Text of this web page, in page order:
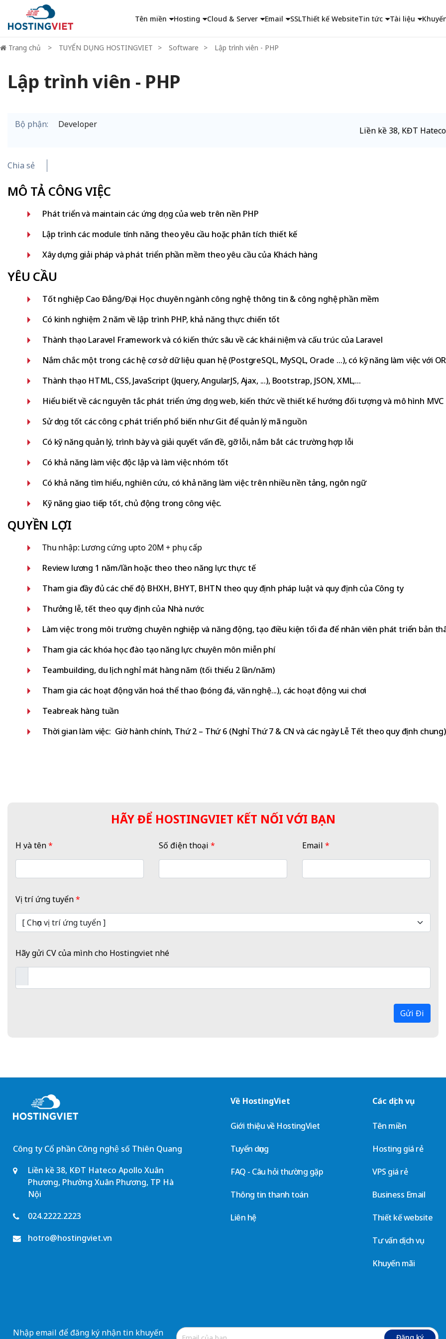
Tên miền Hosting Cloud & Server Email SSLThiết kế WebsiteTin tức Tài liệu
Trang chủ TUYỂN DỤNG HOSTINGVIET Software Lập trình viên - PHP
Lập trình viên - PHP
Bộ phận: Developer
Liền kề 38, KĐT
Chia sẻ
MÔ TẢ CÔNG VIỆC
Phát triển và maintain các ứng dụng của web trên nền PHP
Lập trình các module tính năng theo yêu cầu hoặc phân tích thiết kế
Xây dựng giải pháp và phát triển phần mềm theo yêu cầu của Khách hàng
YÊU CẦU
Tốt nghiệp Cao Đẳng/Đại Học chuyên ngành công nghệ thông tin & công nghệ phần mềm
Có kinh nghiệm 2 năm về lập trình PHP, khả năng thực chiến tốt
Thành thạo Laravel Framework và có kiến thức sâu về các khái niệm và cấu trúc của Laravel
Nắm chắc một trong các hệ cơ sở dữ liệu quan hệ (PostgreSQL, MySQL, Oracle …), có kỹ năng làm việc với
Thành thạo HTML, CSS, JavaScript (Jquery, AngularJS, Ajax, ...), Bootstrap, JSON, XML,...
Hiểu biết về các nguyên tắc phát triển ứng dụng web, kiến thức về thiết kế hướng đối tượng và mô hình MVC
Sử dụng tốt các công cụ phát triển phổ biến như Git để quản lý mã nguồn
Có kỹ năng quản lý, trình bày và giải quyết vấn đề, gỡ lỗi, nắm bắt các trường hợp lỗi
Có khả năng làm việc độc lập và làm việc nhóm tốt
Có khả năng tìm hiểu, nghiên cứu, có khả năng làm việc trên nhiều nền tảng, ngôn ngữ
Kỹ năng giao tiếp tốt, chủ động trong công việc.
QUYỀN LỢI
Thu nhập: Lương cứng upto 20M + phụ cấp
Review lương 1 năm/lần hoặc theo theo năng lực thực tế
Tham gia đầy đủ các chế độ BHXH, BHYT, BHTN theo quy định pháp luật và quy định của Công ty
Thưởng lễ, tết theo quy định của Nhà nước
Làm việc trong môi trường chuyên nghiệp và năng động, tạo điều kiện tối đa để nhân viên phát triển bản
Tham gia các khóa học đào tạo năng lực chuyên môn miễn phí
Teambuilding, du lịch nghỉ mát hàng năm (tối thiểu 2 lần/năm)
Tham gia các hoạt động văn hoá thể thao (bóng đá, văn nghệ...), các hoạt động vui chơi
Teabreak hàng tuần
Thời gian làm việc: Giờ hành chính, Thứ 2 – Thứ 6 (Nghỉ Thứ 7 & CN và các ngày Lễ Tết theo quy định
HÃY ĐỂ HOSTINGVIET KẾT NỐI VỚI BẠN
Họ và tên* Số điện thoại * Email *
Vị trí ứng tuyển*
Hãy gửi CV của mình cho Hostingviet nhé
Gửi Đi
Công ty Cổ phần Công nghệ số Thiên Quang
Liền kề 38, KĐT Hateco Apollo Xuân
Phương, Phường Xuân Phương, TP Hà
Nội
024.2222.2223
hotro@hostingviet.vn
Về HostingViet
Giới thiệu về HostingViet
Tuyển dụng
FAQ - Câu hỏi thường gặp
Thông tin thanh toán
Liên hệ
Các dịch vụ
Tên miền
Hosting giá rẻ
VPS giá rẻ
Business Email
Thiết kế website
Tư vấn dịch vụ
Khuyến mãi
Nhập email để đăng ký nhận tin khuyến
Đăng ký